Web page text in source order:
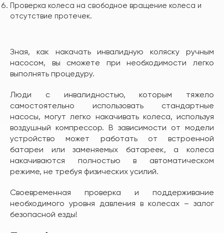
Проверка колеса на свободное вращение колеса и
отсутствие протечек.
Зная, как накачать инвалидную коляску ручным
насосом, вы сможете при необходимости легко
выполнять процедуру.
Люди с инвалидностью, которым тяжело
самостоятельно использовать стандартные
насосы, могут легко накачивать колеса, используя
воздушный компрессор. В зависимости от модели
устройство может работать от встроенной
батареи или заменяемых батареек, а колеса
накачиваются полностью в автоматическом
режиме, не требуя физических усилий.
Своевременная проверка и поддерживание
необходимого уровня давления в колесах – залог
безопасной езды!